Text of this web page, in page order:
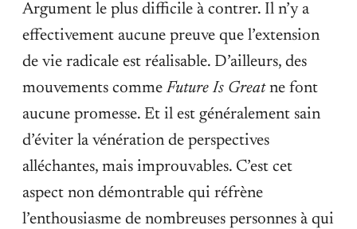
Argument le plus difficile à contrer. Il n’y a
effectivement aucune preuve que l’extension
de vie radicale est réalisable. D’ailleurs, des
mouvements commeFuture Is Greatne font
aucune promesse. Et il est généralement sain
d’éviter la vénération de perspectives
alléchantes, mais improuvables. C’est cet
aspect non démontrable qui réfrène
l’enthousiasme de nombreuses personnes à qui